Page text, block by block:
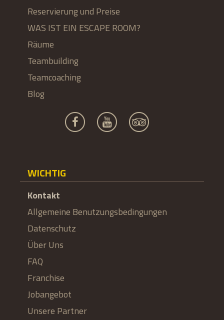
Reservierung und Preise
WAS IST EIN ESCAPE ROOM?
Räume
Teambuilding
Teamcoaching
Blog
WICHTIG
Kontakt
Allgemeine Benutzungsbedingungen
Datenschutz
Über Uns
FAQ
Franchise
Jobangebot
Unsere Partner